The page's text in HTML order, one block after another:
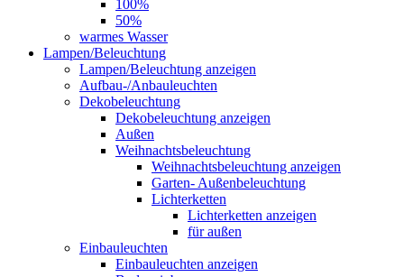
100%
50%
warmes Wasser
Lampen/Beleuchtung
Lampen/Beleuchtung anzeigen
Aufbau-/Anbauleuchten
Dekobeleuchtung
Dekobeleuchtung anzeigen
Außen
Weihnachtsbeleuchtung
Weihnachtsbeleuchtung anzeigen
Garten- Außenbeleuchtung
Lichterketten
Lichterketten anzeigen
für außen
Einbauleuchten
Einbauleuchten anzeigen